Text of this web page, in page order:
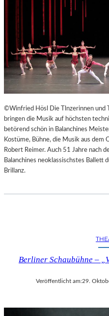
©Winfried Hösl Die Tlnzerinnen und
bringen die Musik auf höchsten
betörend schön in Balanchines
Kostüme, Bühne, die Musik aus
Robert Reimer. Auch 51 Jahre nach
Balanchines neoklassischstes Ballett
Brillanz.
Berliner Schaubühne –
Veröffentlicht am:29.